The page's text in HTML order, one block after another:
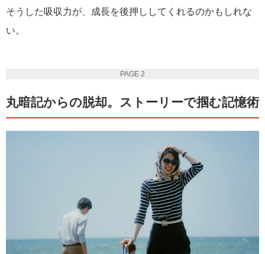
そうした吸収力が、成長を後押ししてくれるのかもしれな
い。
PAGE 2
丸暗記からの脱却。ストーリーで掴む記憶術